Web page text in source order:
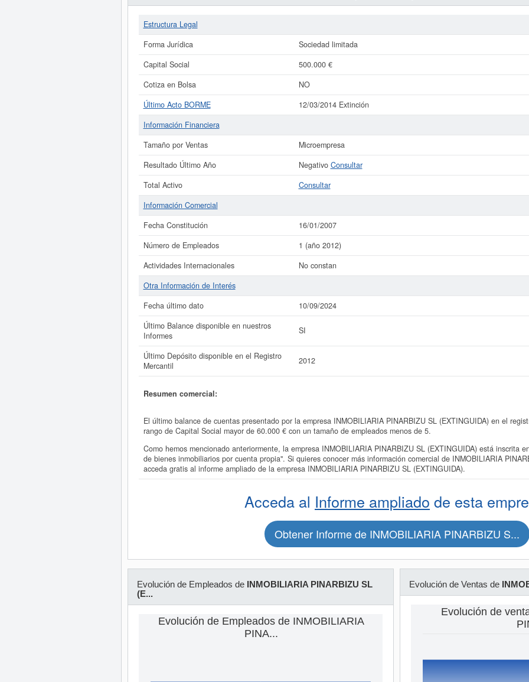
Estructura Legal
Forma Jurídica
Sociedad limitada
Capital Social
500.000 €
Cotiza en Bolsa
NO
Último Acto BORME
12/03/2014 Extinción
Información Financiera
Tamaño por Ventas
Microempresa
Resultado Último Año
Negativo Consultar
Total Activo
Consultar
Información Comercial
Fecha Constitución
16/01/2007
Número de Empleados
1 (año 2012)
Actividades Internacionales
No constan
Otra Información de Interés
Fecha último dato
10/09/2024
Último Balance disponible en nuestros
Informes
SI
Último Depósito disponible en el Registro
Mercantil
2012
Resumen comercial:
El último balance de cuentas presentado por la empresa INMOBILIARIA PINARBIZU SL (EXTINGUIDA) en el
rango de Capital Social mayor de 60.000 € con un tamaño de empleados menos de 5.
Como hemos mencionado anteriormente, la empresa INMOBILIARIA PINARBIZU SL (EXTINGUIDA) está inscrita
de bienes inmobiliarios por cuenta propia". Si quieres conocer más información comercial de INMOBILIARIA
acceda gratis al informe ampliado de la empresa INMOBILIARIA PINARBIZU SL (EXTINGUIDA).
Acceda al Informe ampliado de esta
Obtener Informe de INMOBILIARIA PINARBIZU S...
Evolución de Empleados de INMOBILIARIA PINARBIZU SL
(E...
Evolución de Empleados de INMOBILIARIA
PINA...
Evolución de Ventas de
Evolución de